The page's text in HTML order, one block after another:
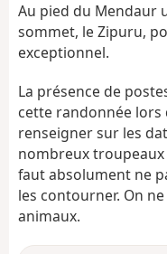
Au pied du Mendaur
sommet, le Zipuru,
exceptionnel.
La présence de
cette randonnée lors
renseigner sur les
nombreux
faut absolument ne
les contourner. On
animaux.